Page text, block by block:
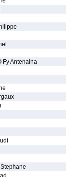
Fy Antenaina